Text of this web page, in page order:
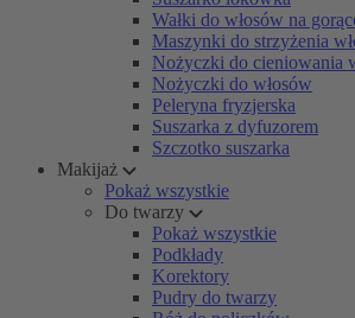
Wałki do włosów na
Maszynki do strzyżenia
Nożyczki do cieniowania
Nożyczki do włosów
Peleryna fryzjerska
Suszarka z dyfuzorem
Szczotko suszarka
Makijaż
Pokaż wszystkie
Do twarzy
Pokaż wszystkie
Podkłady
Korektory
Pudry do twarzy